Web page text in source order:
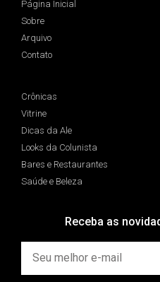
Página Inicial
Sobre
Arquivo
Contato
Crônicas
Vitrine
Dicas da Ale
Looks da Colunista
Bares e Restaurantes
Saúde e Beleza
Receba as